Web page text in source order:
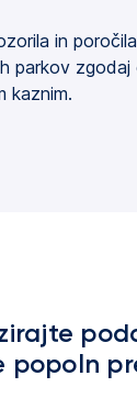
in
parkov
kaznim.
popoln